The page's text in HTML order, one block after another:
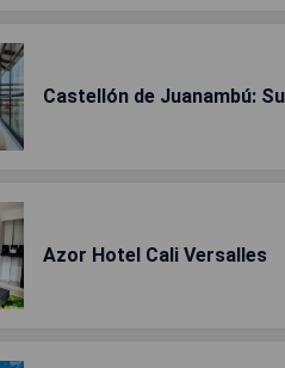
Castellón de Juanambú:
Azor Hotel Cali Versalles